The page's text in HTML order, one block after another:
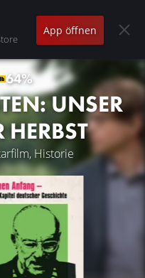
App öffnen
64%
UNSER
HERBST
Historie